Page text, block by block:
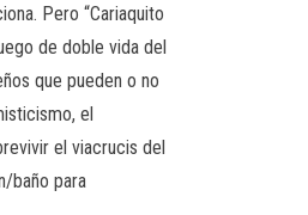
Pero “Cariaquito
de doble vida del
que pueden o no
el
el viacrucis del
baño para